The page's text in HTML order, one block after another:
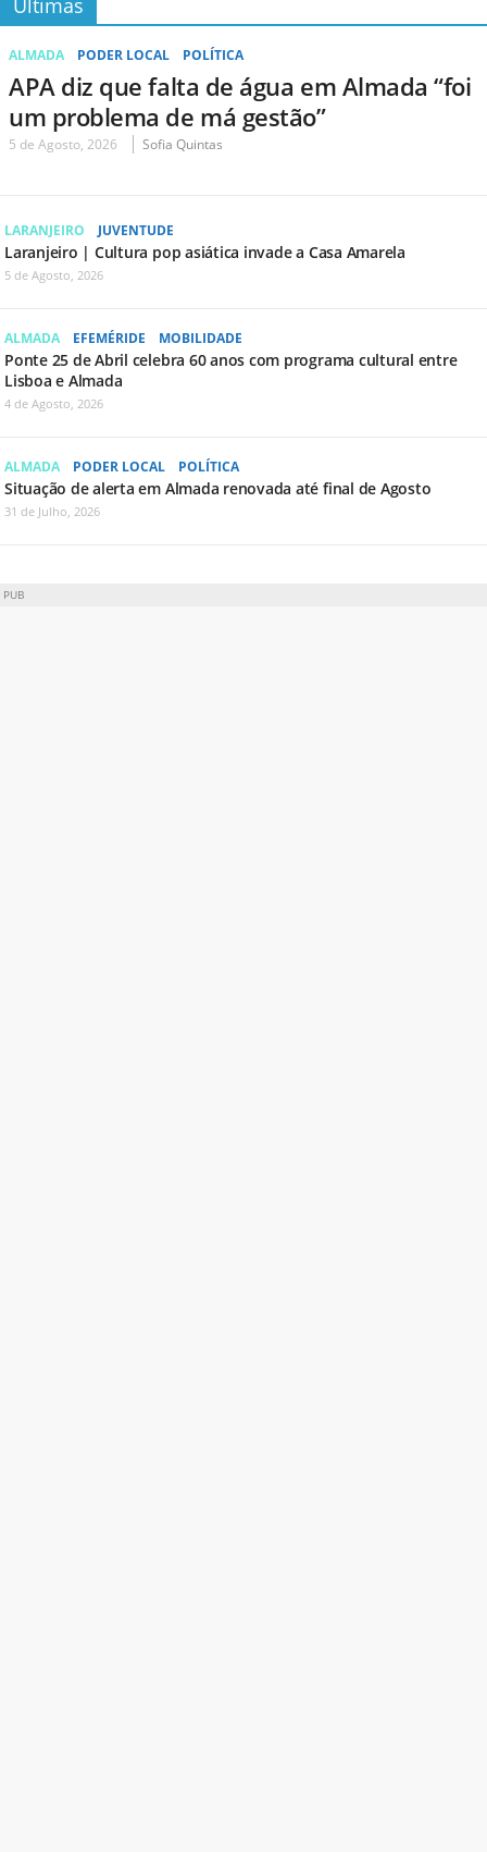
ALMADA PODER LOCAL POLÍTICA
APA diz que falta de água em Almada “foi
um problema de má gestão”
5 de Agosto, 2026 Sofia Quintas
LARANJEIRO JUVENTUDE
Laranjeiro | Cultura pop asiática invade a Casa Amarela
5 de Agosto, 2026
ALMADA EFEMÉRIDE MOBILIDADE
Ponte 25 de Abril celebra 60 anos com programa cultural entre
Lisboa e Almada
4 de Agosto, 2026
ALMADA PODER LOCAL POLÍTICA
Situação de alerta em Almada renovada até final de Agosto
31 de Julho, 2026
PUB